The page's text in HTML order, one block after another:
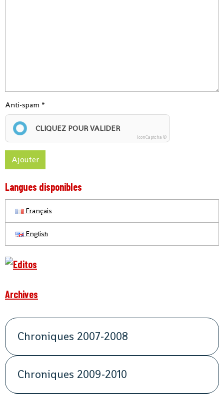
Anti-spam
CLIQUEZ POUR VALIDER
IconCaptcha ©
Ajouter
Langues disponibles
Français
English
Archives
Chroniques 2007-2008
Chroniques 2009-2010